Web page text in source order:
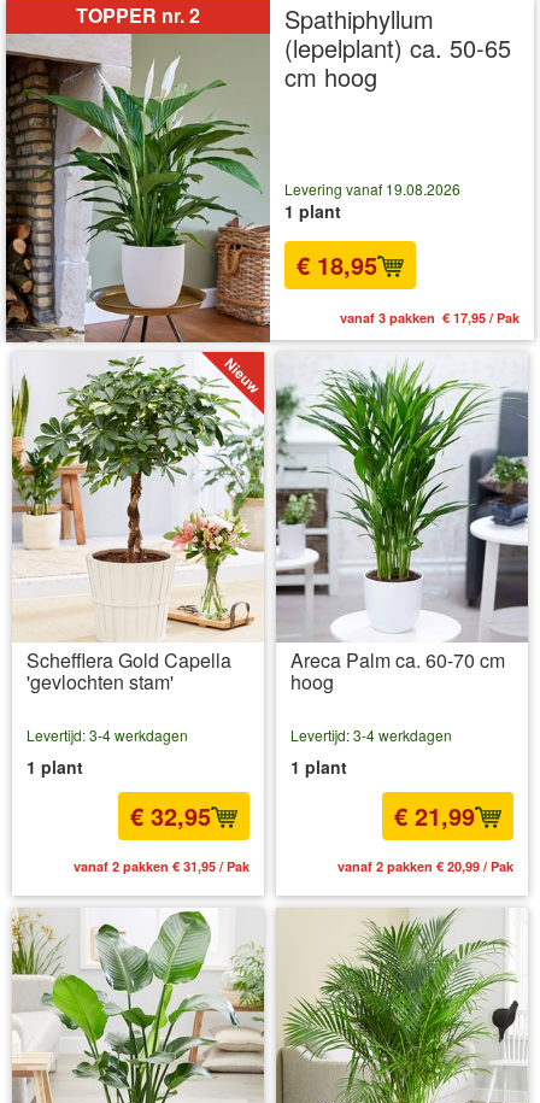
TOPPER nr. 2
Spathiphyllum
(lepelplant) ca. 50-65
cm hoog
Levering vanaf 19.08.2026
1 plant
€ 18,95
vanaf 3 pakken € 17,95 / Pak
Schefflera Gold Capella
'gevlochten stam'
Levertijd: 3-4 werkdagen
1 plant
€ 32,95
vanaf 2 pakken € 31,95 / Pak
Areca Palm ca. 60-70 cm
hoog
Levertijd: 3-4 werkdagen
1 plant
€ 21,99
vanaf 2 pakken € 20,99 / Pak